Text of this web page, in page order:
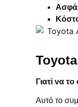
Γιατί να
Αυτό το